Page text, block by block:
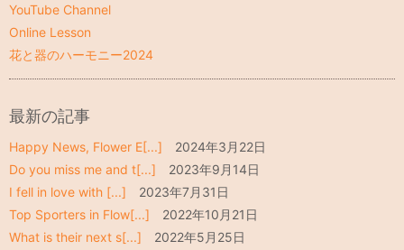
YouTube Channel
Online Lesson
花と器のハーモニー2024
最新の記事
Happy News, Flower E[...] 2024年3月22日
Do you miss me and t[...] 2023年9月14日
I fell in love with [...] 2023年7月31日
Top Sporters in Flow[...] 2022年10月21日
What is their next s[...] 2022年5月25日